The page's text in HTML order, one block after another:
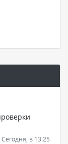
Сегодня, в 13:25